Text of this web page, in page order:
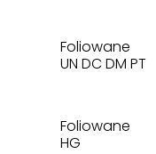
Foliowane
UN DC DM PT
Foliowane
HG